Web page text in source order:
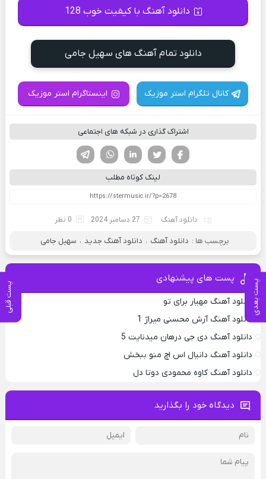
پست بعدی پست قبلی
دانلود آهنگ با کیفیت خوب 128
دانلود تمام آهنگ های سهیل جامی
کانال تلگرام استر موزیک اینستاگرام استر موزیک
اشتراک گذاری در شبکه های اجتماعی
لینکدین تویتر
فیسوک
لینک کوتاه مطلب
دانلود آهنگ 27 دسامبر 2024 0 نظر
برچسب ها : دانلود آهنگ ، دانلود آهنگ جدید ، سهیل جامی
پست های پیشنهادی
دانلود آهنگ مهیار برای تو
دانلود آهنگ آرش محسنی میراژ 1
دانلود آهنگ دی جی درهان میدنایت 5
دانلود آهنگ دانیال اس اچ منو ببخش
دانلود آهنگ کاوه محمودی دوتا دل
دیدگاه خود را بگذارید